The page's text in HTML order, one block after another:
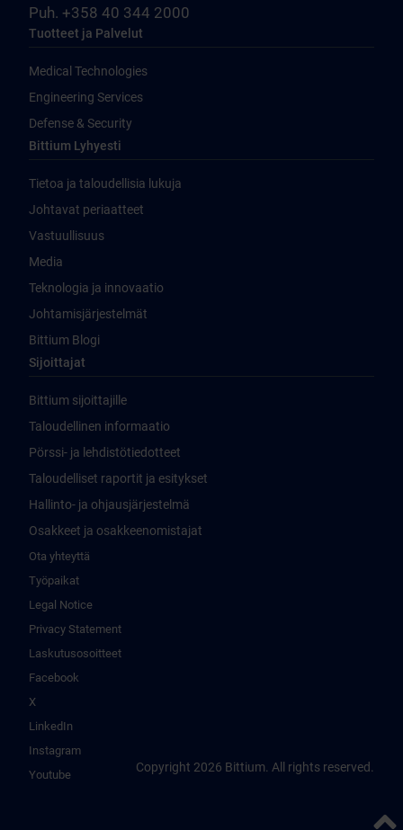
Puh. +358 40 344 2000
Tuotteet ja Palvelut
Medical Technologies
Engineering Services
Defense & Security
Bittium Lyhyesti
Tietoa ja taloudellisia lukuja
Johtavat periaatteet
Vastuullisuus
Media
Teknologia ja innovaatio
Johtamisjärjestelmät
Bittium Blogi
Sijoittajat
Bittium sijoittajille
Taloudellinen informaatio
Pörssi- ja lehdistötiedotteet
Taloudelliset raportit ja esitykset
Hallinto- ja ohjausjärjestelmä
Osakkeet ja osakkeenomistajat
Ota yhteyttä
Työpaikat
Legal Notice
Privacy Statement
Laskutusosoitteet
Facebook
X
LinkedIn
Instagram
Youtube
Copyright 2026 Bittium. All rights reserved.